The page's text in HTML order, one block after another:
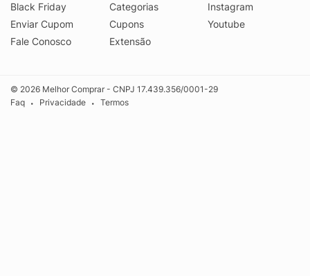
Black Friday
Enviar Cupom
Fale Conosco
Categorias
Cupons
Extensão
Instagram
Youtube
© 2026 Melhor Comprar - CNPJ 17.439.356/0001-29
Faq
• Privacidade • Termos